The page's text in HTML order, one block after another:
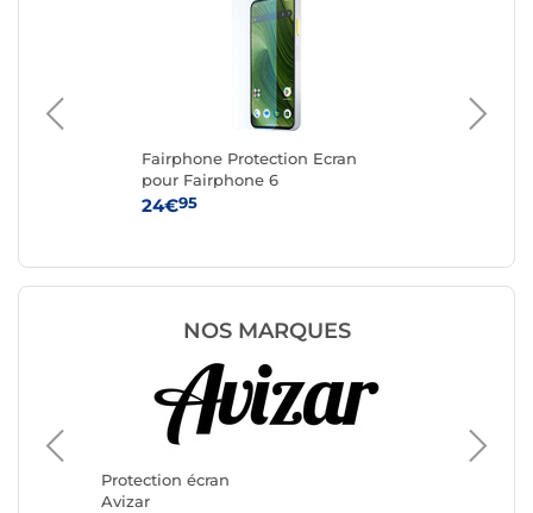
Fairphone Protection Ecran
pour Fairphone 6
24€95
NOS MARQUES
Protection écran
Avizar
3mk